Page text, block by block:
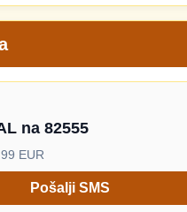
na 82555
EUR
Pošalji SMS